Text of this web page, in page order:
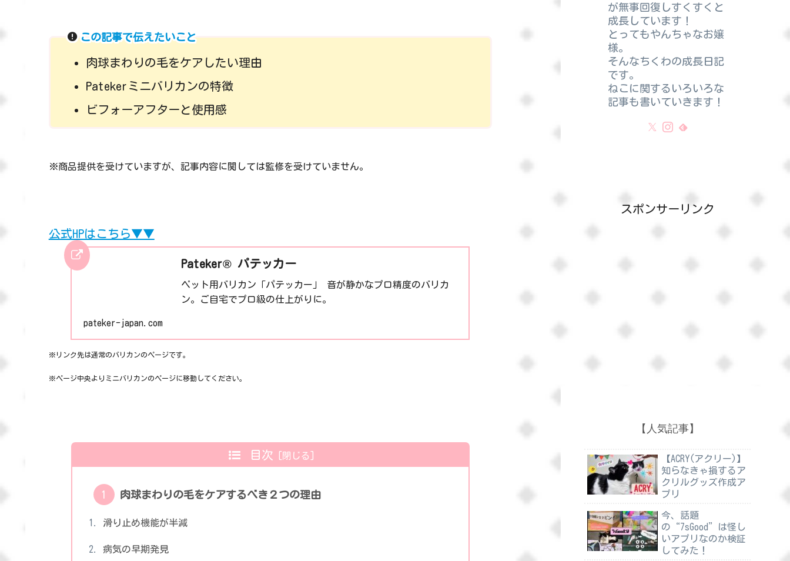
この記事で伝えたいこと
肉球まわりの毛をケアしたい理由
Patekerミニバリカンの特徴
ビフォーアフターと使用感
※商品提供を受けていますが、記事内容に関しては監修を受けていません。
公式HPはこちら▼▼
Pateker® パテッカー
ペット用バリカン「パテッカー」 音が静かなプロ精度のバリカ
ン。ご自宅でプロ級の仕上がりに。
pateker-japan.com
※リンク先は通常のバリカンのページです。
※ページ中央よりミニバリカンのページに移動してください。
目次
肉球まわりの毛をケアするべき２つの理由
滑り止め機能が半減
病気の早期発見
が無事回復しすくすくと
成長しています！
とってもやんちゃなお嬢
様。
そんなちくわの成長日記
です。
ねこに関するいろいろな
記事も書いていきます！
スポンサーリンク
【人気記事】
【ACRY(アクリー)】
知らなきゃ損するア
クリルグッズ作成ア
プリ
今、話題
の“7sGood”は怪し
いアプリなのか検証
してみた！